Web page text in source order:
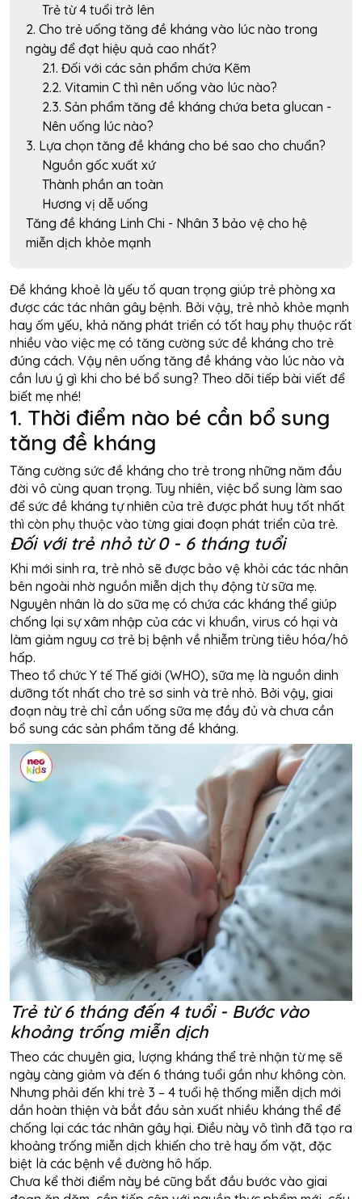
Trẻ từ 4 tuổi trở lên
2. Cho trẻ uống tăng đề kháng vào lúc nào trong
ngày để đạt hiệu quả cao nhất?
2.1. Đối với các sản phẩm chứa Kẽm
2.2. Vitamin C thì nên uống vào lúc nào?
2.3. Sản phẩm tăng đề kháng chứa beta glucan -
Nên uống lúc nào?
3. Lựa chọn tăng đề kháng cho bé sao cho chuẩn?
Nguồn gốc xuất xứ
Thành phần an toàn
Hương vị dễ uống
Tăng đề kháng Linh Chi - Nhân 3 bảo vệ cho hệ
miễn dịch khỏe mạnh
Đề kháng khoẻ là yếu tố quan trọng giúp trẻ phòng xa
được các tác nhân gây bệnh. Bởi vậy, trẻ nhỏ khỏe mạnh
hay ốm yếu, khả năng phát triển có tốt hay phụ thuộc rất
nhiều vào việc mẹ có tăng cường sức đề kháng cho trẻ
đúng cách. Vậy nên uống tăng đề kháng vào lúc nào và
cần lưu ý gì khi cho bé bổ sung? Theo dõi tiếp bài viết để
biết mẹ nhé!
1. Thời điểm nào bé cần bổ sung
tăng đề kháng
Tăng cường sức đề kháng cho trẻ trong những năm đầu
đời vô cùng quan trọng. Tuy nhiên, việc bổ sung làm sao
để sức đề kháng tự nhiên của trẻ được phát huy tốt nhất
thì còn phụ thuộc vào từng giai đoạn phát triển của trẻ.
Đối với trẻ nhỏ từ 0 - 6 tháng tuổi
Khi mới sinh ra, trẻ nhỏ sẽ được bảo vệ khỏi các tác nhân
bên ngoài nhờ nguồn miễn dịch thụ động từ sữa mẹ.
Nguyên nhân là do sữa mẹ có chứa các kháng thể giúp
chống lại sự xâm nhập của các vi khuẩn, virus có hại và
làm giảm nguy cơ trẻ bị bệnh về nhiễm trùng tiêu hóa/hô
hấp.
Theo tổ chức Y tế Thế giới (WHO), sữa mẹ là nguồn dinh
dưỡng tốt nhất cho trẻ sơ sinh và trẻ nhỏ. Bởi vậy, giai
đoạn này trẻ chỉ cần uống sữa mẹ đầy đủ và chưa cần
bổ sung các sản phẩm tăng đề kháng.
Trẻ từ 6 tháng đến 4 tuổi - Bước vào
khoảng trống miễn dịch
Theo các chuyên gia, lượng kháng thể trẻ nhận từ mẹ sẽ
ngày càng giảm và đến 6 tháng tuổi gần như không còn.
Nhưng phải đến khi trẻ 3 – 4 tuổi hệ thống miễn dịch mới
dần hoàn thiện và bắt đầu sản xuất nhiều kháng thể để
chống lại các tác nhân gây hại. Điều này vô tình đã tạo ra
khoảng trống miễn dịch khiến cho trẻ hay ốm vặt, đặc
biệt là các bệnh về đường hô hấp.
Chưa kể thời điểm này bé cũng bắt đầu bước vào giai